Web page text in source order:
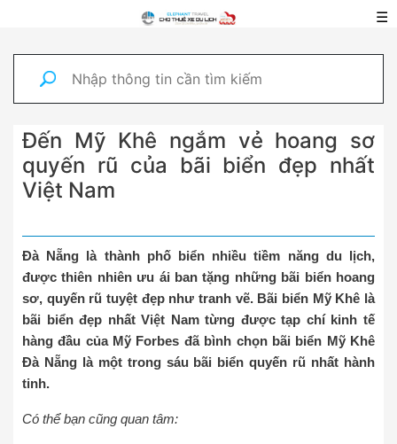
☰
Đến Mỹ Khê ngắm vẻ hoang sơ
quyến rũ của bãi biển đẹp nhất
Việt Nam
Đà Nẵng là thành phố biển nhiều tiềm năng du lịch,
được thiên nhiên ưu ái ban tặng những bãi biển hoang
sơ, quyến rũ tuyệt đẹp như tranh vẽ. Bãi biển Mỹ Khê là
bãi biển đẹp nhất Việt Nam từng được tạp chí kinh tế
hàng đầu của Mỹ Forbes đã bình chọn bãi biển Mỹ Khê
Đà Nẵng là một trong sáu bãi biển quyến rũ nhất hành
tinh.
Có thể bạn cũng quan tâm: